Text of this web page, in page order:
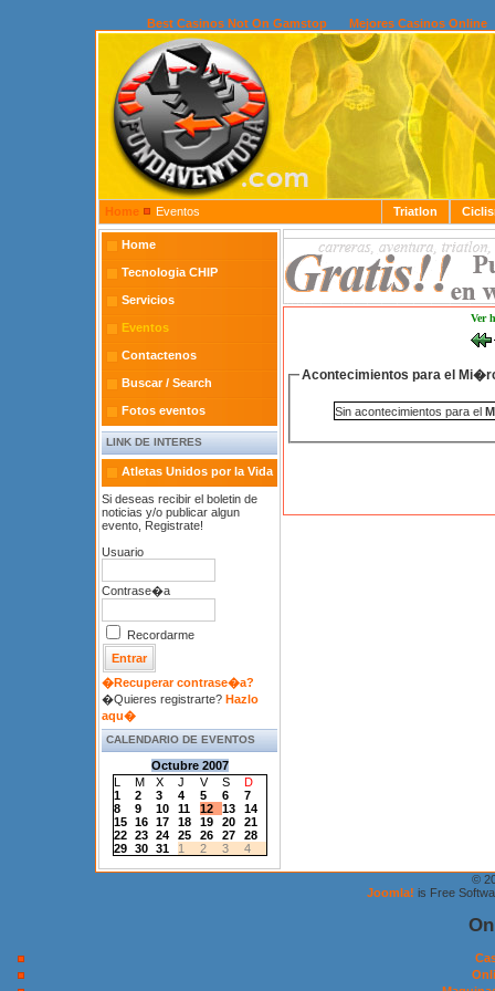
Best Casinos Not On Gamstop Mejores Casinos Online
Home Eventos Triatlon
Home
Tecnologia CHIP
Servicios
Eventos
Contactenos
Buscar / Search
Fotos eventos
LINK DE INTERES
Atletas Unidos por la Vida
Si deseas recibir el boletin de
noticias y/o publicar algun
evento, Registrate!
Usuario
Contrase�a
Recordarme
�Recuperar contrase�a?
�Quieres registrarte? Hazlo
aqu�
CALENDARIO DE EVENTOS
Octubre 2007
L
M X J V S
D
1
2 3 4 5 6
7
8
9 10 11 12 13
14
15
16 17 18 19 20
21
22
23 24 25 26 27
28
29
30 31 1 2 3 4
Ver
Acontecimientos para el
Sin acontecimientos para el
©
Joomla! is Free